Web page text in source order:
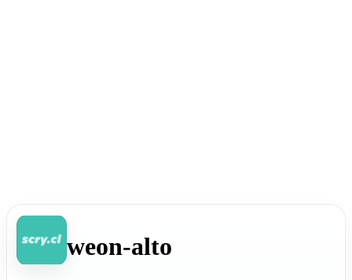
weon-alto